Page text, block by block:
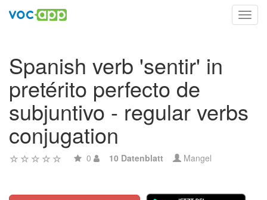
Spanish verb 'sentir' in
pretérito perfecto de
subjuntivo - regular verbs
conjugation
0 10 Datenblatt Mangel